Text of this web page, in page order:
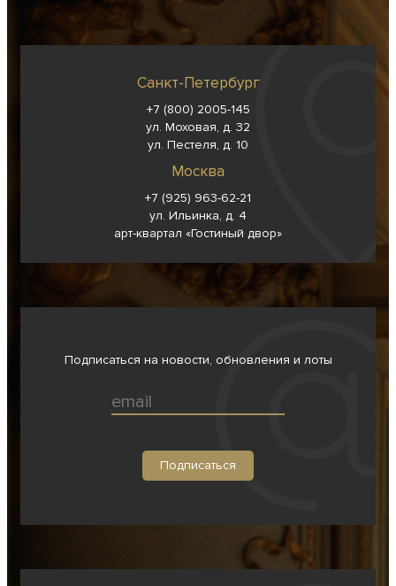
Санкт-Петербург
+7 (800) 2005-145
ул. Моховая, д. 32
ул. Пестеля, д. 10
Москва
+7 (925) 963-62-21
ул. Ильинка, д. 4
арт-квартал «Гостиный двор»
Подписаться на новости, обновления и лоты